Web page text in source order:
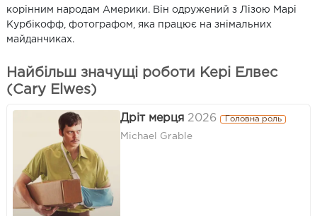
корінним народам Америки. Він одружений з Лізою Марі
Курбікофф, фотографом, яка працює на знімальних
майданчиках.
Найбільш значущі роботи Кері Елвес
(Cary Elwes)
Дріт мерця 2026 Головна роль
Michael Grable